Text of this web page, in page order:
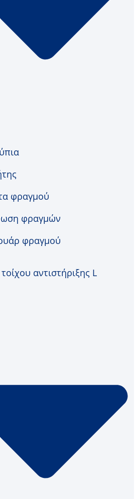
φραγμού
φραγμών
φραγμού
αντιστήριξης L